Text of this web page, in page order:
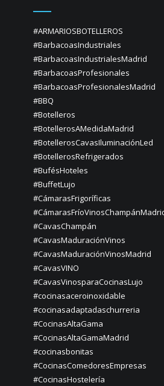
#ARMARIOSBOTELLEROS
#BarbacoasIndustriales
#BarbacoasIndustrialesMadrid
#BarbacoasProfesionales
#BarbacoasProfesionalesMadrid
#BBQ
#Botelleros
#BotellerosAMedidaMadrid
#BotellerosCavasIluminaciónLed
#BotellerosRefrigerados
#BufésHoteles
#BuffetLujo
#CámarasFrigoríficas
#CavasChampán
#CavasMaduraciónVinos
#CavasMaduraciónVinosMadrid
#CavasVINO
#CavasVinosparaCocinasLujo
#cocinasaceroinoxidable
#cocinasadaptadaschurreria
#CocinasAltaGama
#CocinasAltaGamaMadrid
#cocinasbonitas
#CocinasComedoresEmpresas
#CocinasHostelería